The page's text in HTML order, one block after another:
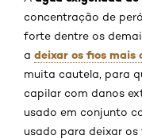
concentração de
forte dentre os
a deixar os fios mais
muita cautela, para
capilar com danos
usado em conjunto
usado para deixar